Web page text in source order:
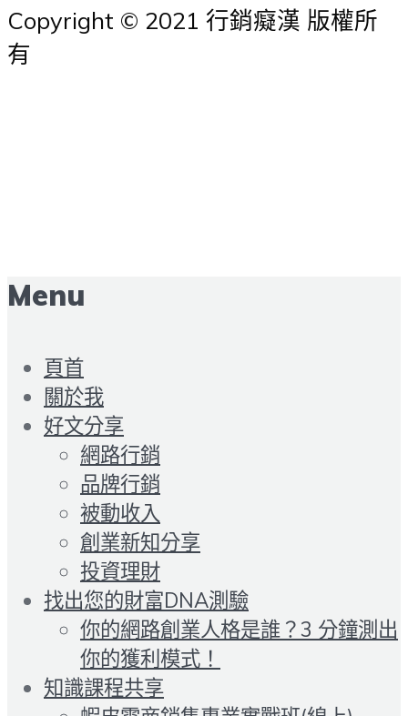
Copyright © 2021 行銷癡漢 版權所
有
Menu
頁首
關於我
好文分享
網路行銷
品牌行銷
被動收入
創業新知分享
投資理財
找出您的財富DNA測驗
你的網路創業人格是誰？3 分鐘測出
你的獲利模式！
知識課程共享